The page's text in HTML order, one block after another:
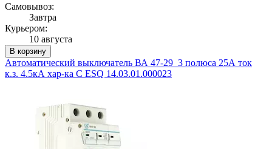
Самовывоз:
Завтра
Курьером:
10 августа
В корзину
Автоматический выключатель ВА 47-29_3 полюса 25А ток
к.з. 4.5кА хар-ка С ESQ 14.03.01.000023